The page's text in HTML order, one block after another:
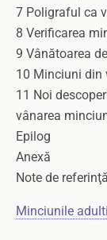
7 Poligraful ca
8 Verificarea
9 Vânătoarea
10 Minciuni din
11 Noi
vânarea
Epilog
Anexă
Note de referinţă
Minciunile